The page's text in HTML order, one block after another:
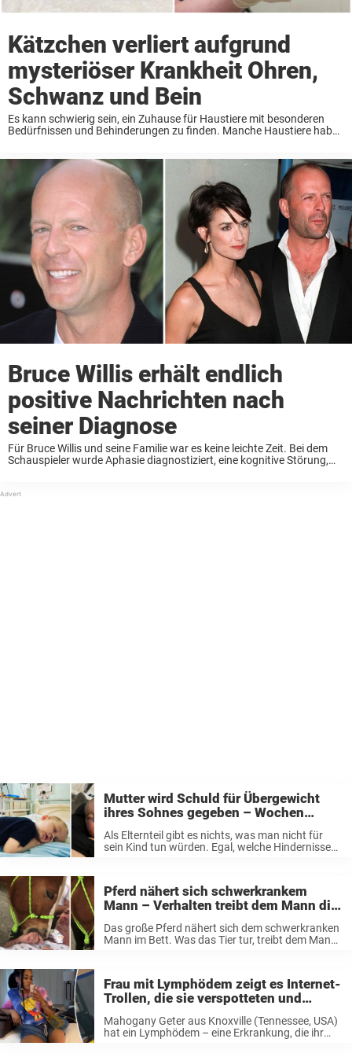
Kätzchen verliert aufgrund
mysteriöser Krankheit Ohren,
Schwanz und Bein
Es kann schwierig sein, ein Zuhause für Haustiere mit besonderen
Bedürfnissen und Behinderungen zu finden. Manche Haustiere haben
Bruce Willis erhält endlich
positive Nachrichten nach
seiner Diagnose
Für Bruce Willis und seine Familie war es keine leichte Zeit. Bei dem
Schauspieler wurde Aphasie diagnostiziert, eine kognitive Störung,
Mutter wird Schuld für Übergewicht
ihres Sohnes gegeben – Wochen
später kämpft der 2-jährige um sein
Leben
Als Elternteil gibt es nichts, was man nicht für
sein Kind tun würden. Egal, welche Hindernisse
Pferd nähert sich schwerkrankem
Mann – Verhalten treibt dem Mann die
Tränen in die Augen
Das große Pferd nähert sich dem schwerkranken
Mann im Bett. Was das Tier tur, treibt dem Mann
Frau mit Lymphödem zeigt es Internet-
Trollen, die sie verspotteten und
beleidigten
Mahogany Geter aus Knoxville (Tennessee, USA)
hat ein Lymphödem – eine Erkrankung, die ihr